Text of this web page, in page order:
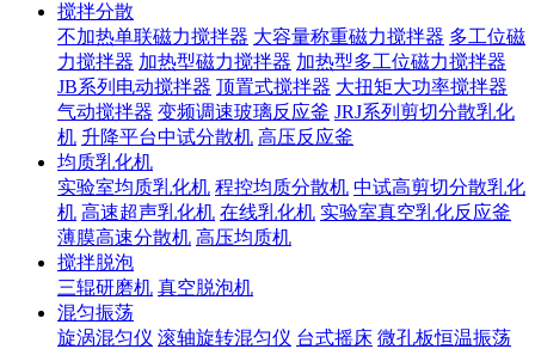
搅拌分散
不加热单联磁力搅拌器 大容量称重磁力搅拌器 多工位磁
力搅拌器 加热型磁力搅拌器 加热型多工位磁力搅拌器
JB系列电动搅拌器 顶置式搅拌器 大扭矩大功率搅拌器
气动搅拌器 变频调速玻璃反应釜 JRJ系列剪切分散乳化
机 升降平台中试分散机 高压反应釜
均质乳化机
实验室均质乳化机 程控均质分散机 中试高剪切分散乳化
机 高速超声乳化机 在线乳化机 实验室真空乳化反应釜
薄膜高速分散机 高压均质机
搅拌脱泡
三辊研磨机 真空脱泡机
混匀振荡
旋涡混匀仪 滚轴旋转混匀仪 台式摇床 微孔板恒温振荡